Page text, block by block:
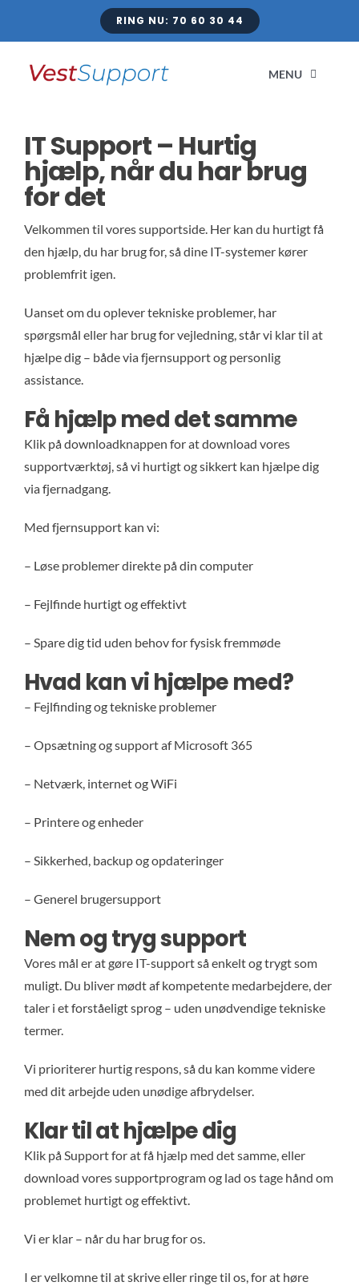
RING NU: 70 60 30 44
MENU
IT Support – Hurtig
hjælp, når du har brug
for det
Velkommen til vores supportside. Her kan du hurtigt få
den hjælp, du har brug for, så dine IT-systemer kører
problemfrit igen.
Uanset om du oplever tekniske problemer, har
spørgsmål eller har brug for vejledning, står vi klar til at
hjælpe dig – både via fjernsupport og personlig
assistance.
Få hjælp med det samme
Klik på downloadknappen for at download vores
supportværktøj, så vi hurtigt og sikkert kan hjælpe dig
via fjernadgang.
Med fjernsupport kan vi:
– Løse problemer direkte på din computer
– Fejlfinde hurtigt og effektivt
– Spare dig tid uden behov for fysisk fremmøde
Hvad kan vi hjælpe med?
– Fejlfinding og tekniske problemer
– Opsætning og support af Microsoft 365
– Netværk, internet og WiFi
– Printere og enheder
– Sikkerhed, backup og opdateringer
– Generel brugersupport
Nem og tryg support
Vores mål er at gøre IT-support så enkelt og trygt som
muligt. Du bliver mødt af kompetente medarbejdere, der
taler i et forståeligt sprog – uden unødvendige tekniske
termer.
Vi prioriterer hurtig respons, så du kan komme videre
med dit arbejde uden unødige afbrydelser.
Klar til at hjælpe dig
Klik på Support for at få hjælp med det samme, eller
download vores supportprogram og lad os tage hånd om
problemet hurtigt og effektivt.
Vi er klar – når du har brug for os.
I er velkomne til at skrive eller ringe til os, for at høre